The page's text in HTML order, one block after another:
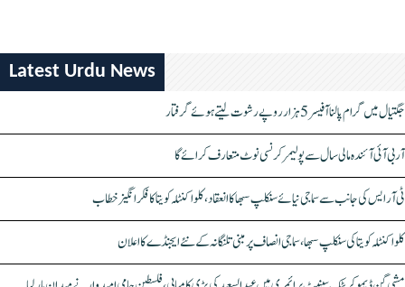
Latest Urdu News
جگتیال میں گرام پالنا آفیسر 5 ہزار روپے رشوت لیتے ہوئے گرفتار
آر بی آئی آئندہ مالی سال سے پولیمر کرنسی نوٹ متعارف کرائے گا
ٹی آر ایس کی جانب سے سماجی نیائے سنکلپ سبھا کا انعقاد، کلواکنٹلہ کویتا کا فکر انگیز خطاب
کلواکنٹلہ کویتا کی سنکلپ سبھا، سماجی انصاف پر مبنی تلنگانہ کے نئے ایجنڈے کا اعلان